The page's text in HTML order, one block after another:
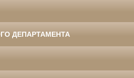
ДЕПАРТАМЕНТА